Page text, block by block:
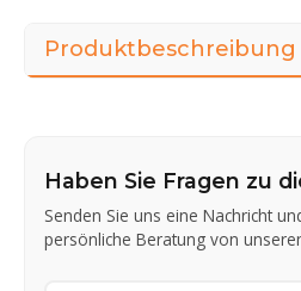
Produktbeschreibung
Haben Sie Fragen zu
Senden Sie uns eine Nachricht
persönliche Beratung von